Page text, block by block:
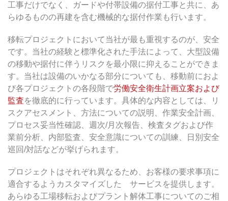
工事だけでなく、ガードや付帯設備の据付工事と共に、あ
らゆるものの再建を含む機械的な据付作業も行います。
移転プロジェクトにおいて当社が最も重視するのが、安全
です。当社の経験と標準化された手法によって、大型設備
の移動や据付に伴うリスクを最小限に抑えることができま
す。当社は設備のいかなる部分についても、移動前におよ
び各プロジェクトの各段階で労働安全衛生計画立案および
監査を徹底的に行っています。具体的な内容としては、リ
スクアセスメント、方法についての説明、作業安全計画、
プロセス妥当性確認、週次/月次報告、検査タグおよび作
業前分析、内部監査、安全意識についての訓練、日別安全
巡回/対話などが挙げられます。
プロジェクトはそれぞれ異なるため、お客様の要求事項に
適合するようカスタマイズした サービスを提供します。
あらゆる工場移転およびプラント解体工事についてのご相